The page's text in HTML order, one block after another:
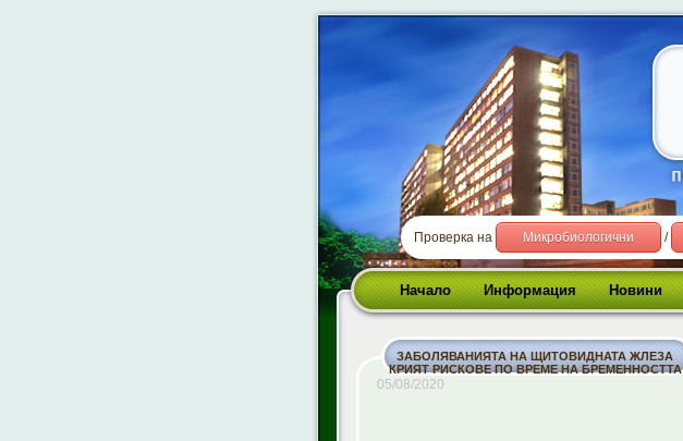
Проверка на Микробиологични /
Начало Информация Новини
ЗАБОЛЯВАНИЯТА НА ЩИТОВИДНАТА ЖЛЕЗА
КРИЯТ РИСКОВЕ ПО ВРЕМЕ НА БРЕМЕННОСТТА
05/08/2020